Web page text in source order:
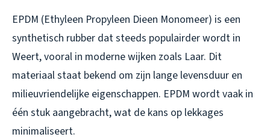
EPDM (Ethyleen Propyleen Dieen Monomeer) is een
synthetisch rubber dat steeds populairder wordt in
Weert, vooral in moderne wijken zoals Laar. Dit
materiaal staat bekend om zijn lange levensduur en
milieuvriendelijke eigenschappen. EPDM wordt vaak in
één stuk aangebracht, wat de kans op lekkages
minimaliseert.